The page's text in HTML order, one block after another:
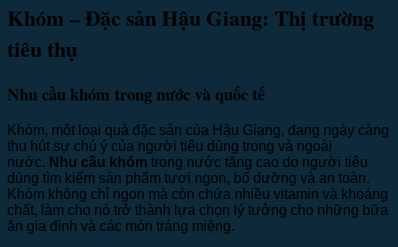
Khóm – Đặc sản Hậu Giang: Thị trường
tiêu thụ
Nhu cầu khóm trong nước và quốc tế
Khóm, một loại quả đặc sản của Hậu Giang, đang ngày càng
thu hút sự chú ý của người tiêu dùng trong và ngoài
nước. Nhu cầu khóm trong nước tăng cao do người tiêu
dùng tìm kiếm sản phẩm tươi ngon, bổ dưỡng và an toàn.
Khóm không chỉ ngon mà còn chứa nhiều vitamin và khoáng
chất, làm cho nó trở thành lựa chọn lý tưởng cho những bữa
ăn gia đình và các món tráng miệng.